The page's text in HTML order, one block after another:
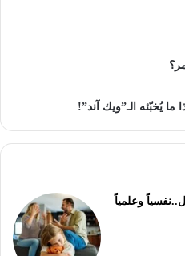
يُخبّئه الـ”ويك آند”!
وعلمياً